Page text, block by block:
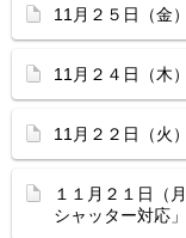
11月２５日（金
11月２４日（木
11月２２日（火
１１月２１日（
シャッター対応」